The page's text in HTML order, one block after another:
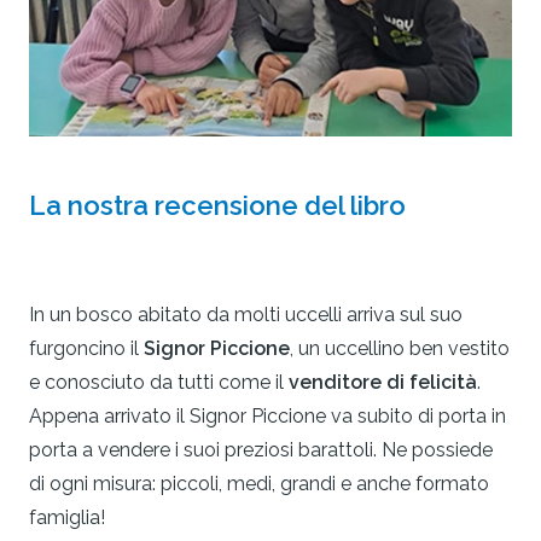
La nostra recensione del libro
In un bosco abitato da molti uccelli arriva sul suo
furgoncino il Signor Piccione, un uccellino ben vestito
e conosciuto da tutti come il venditore di felicità.
Appena arrivato il Signor Piccione va subito di porta in
porta a vendere i suoi preziosi barattoli. Ne possiede
di ogni misura: piccoli, medi, grandi e anche formato
famiglia!